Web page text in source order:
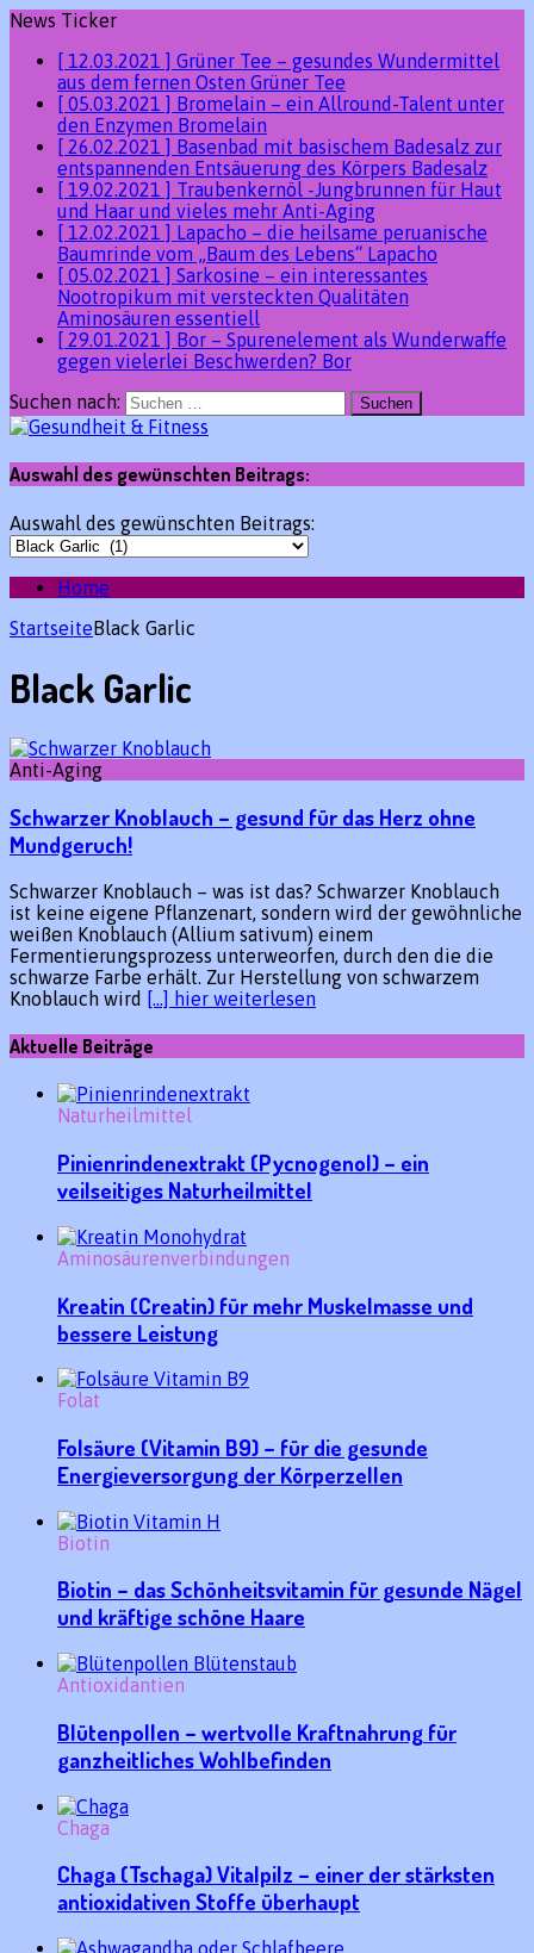
News Ticker
[ 12.03.2021 ] Grüner Tee – gesundes Wundermittel
aus dem fernen Osten Grüner Tee
[ 05.03.2021 ] Bromelain – ein Allround-Talent unter
den Enzymen Bromelain
[ 26.02.2021 ] Basenbad mit basischem Badesalz zur
entspannenden Entsäuerung des Körpers Badesalz
[ 19.02.2021 ] Traubenkernöl -Jungbrunnen für Haut
und Haar und vieles mehr Anti-Aging
[ 12.02.2021 ] Lapacho – die heilsame peruanische
Baumrinde vom „Baum des Lebens“ Lapacho
[ 05.02.2021 ] Sarkosine – ein interessantes
Nootropikum mit versteckten Qualitäten
Aminosäuren essentiell
[ 29.01.2021 ] Bor – Spurenelement als Wunderwaffe
gegen vielerlei Beschwerden? Bor
Suchen nach:
Auswahl des gewünschten Beitrags:
Auswahl des gewünschten Beitrags:
Home
StartseiteBlack Garlic
Black Garlic
Anti-Aging
Schwarzer Knoblauch – gesund für das Herz ohne
Mundgeruch!
Schwarzer Knoblauch – was ist das? Schwarzer Knoblauch
ist keine eigene Pflanzenart, sondern wird der gewöhnliche
weißen Knoblauch (Allium sativum) einem
Fermentierungsprozess unterweorfen, durch den die die
schwarze Farbe erhält. Zur Herstellung von schwarzem
Knoblauch wird […] hier weiterlesen
Aktuelle Beiträge
Naturheilmittel
Pinienrindenextrakt (Pycnogenol) – ein
veilseitiges Naturheilmittel
Aminosäurenverbindungen
Kreatin (Creatin) für mehr Muskelmasse und
bessere Leistung
Folat
Folsäure (Vitamin B9) – für die gesunde
Energieversorgung der Körperzellen
Biotin
Biotin – das Schönheitsvitamin für gesunde Nägel
und kräftige schöne Haare
Antioxidantien
Blütenpollen – wertvolle Kraftnahrung für
ganzheitliches Wohlbefinden
Chaga
Chaga (Tschaga) Vitalpilz – einer der stärksten
antioxidativen Stoffe überhaupt